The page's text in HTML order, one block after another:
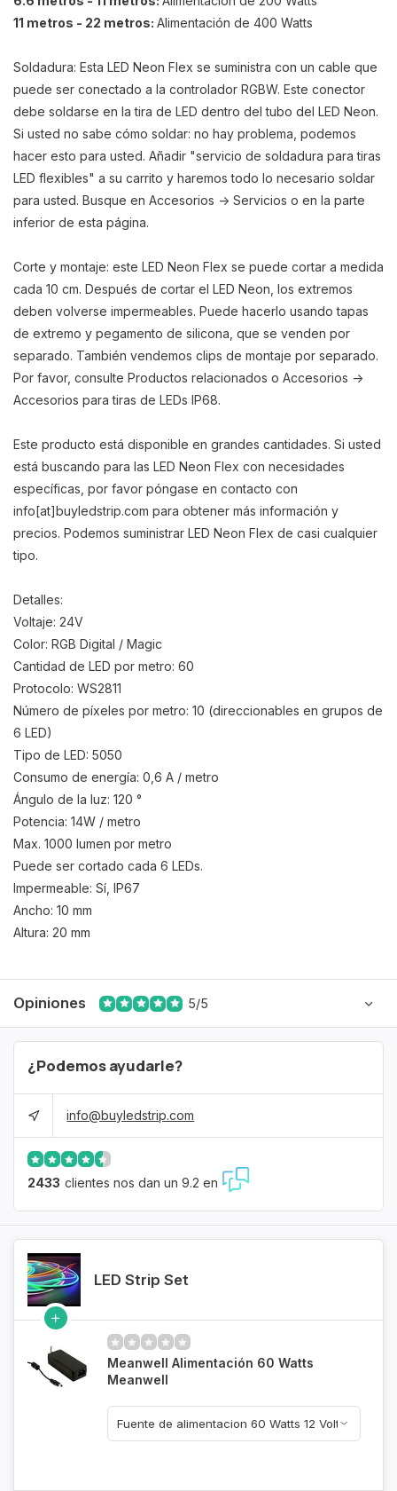
11 metros - 22 metros: Alimentación de 400 Watts
Soldadura: Esta LED Neon Flex se suministra con un cable que
puede ser conectado a la controlador RGBW. Este conector
debe soldarse en la tira de LED dentro del tubo del LED Neon.
Si usted no sabe cómo soldar: no hay problema, podemos
hacer esto para usted. Añadir "servicio de soldadura para tiras
LED flexibles" a su carrito y haremos todo lo necesario soldar
para usted. Busque en Accesorios -> Servicios o en la parte
inferior de esta página.
Corte y montaje: este LED Neon Flex se puede cortar a medida
cada 10 cm. Después de cortar el LED Neon, los extremos
deben volverse impermeables. Puede hacerlo usando tapas
de extremo y pegamento de silicona, que se venden por
separado. También vendemos clips de montaje por separado.
Por favor, consulte Productos relacionados o Accesorios ->
Accesorios para tiras de LEDs IP68.
Este producto está disponible en grandes cantidades. Si usted
está buscando para las LED Neon Flex con necesidades
específicas, por favor póngase en contacto con
info[at]buyledstrip.com para obtener más información y
precios. Podemos suministrar LED Neon Flex de casi cualquier
tipo.
Detalles:
Voltaje: 24V
Color: RGB Digital / Magic
Cantidad de LED por metro: 60
Protocolo: WS2811
Número de píxeles por metro: 10 (direccionables en grupos de
6 LED)
Tipo de LED: 5050
Consumo de energía: 0,6 A / metro
Ángulo de la luz: 120 °
Potencia: 14W / metro
Max. 1000 lumen por metro
Puede ser cortado cada 6 LEDs.
Impermeable: Sí, IP67
Ancho: 10 mm
Altura: 20 mm
Opiniones 5/5
¿Podemos ayudarle?
info@buyledstrip.com
2433 clientes nos dan un 9.2 en
LED Strip Set
Meanwell Alimentación 60 Watts
Meanwell